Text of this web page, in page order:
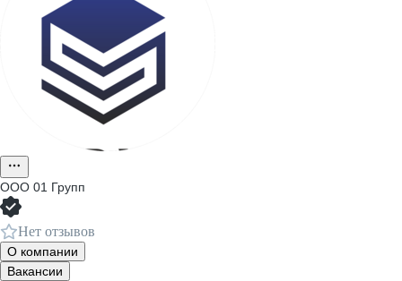
ООО 01 Групп
Нет отзывов
О компании
Вакансии